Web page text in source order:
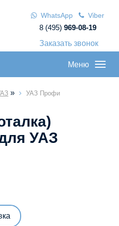
WhatsApp
Viber
8 (495) 969-08-19
Заказать звонок
Меню
» УАЗ Профи
УАЗ